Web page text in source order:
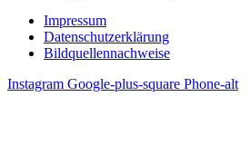
Impressum
Datenschutzerklärung
Bildquellennachweise
Instagram Google-plus-square Phone-alt